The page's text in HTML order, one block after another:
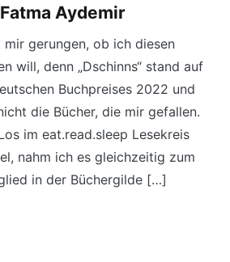
Aydemir
gerungen, ob ich diesen
will, denn „Dschinns“ stand auf
Buchpreises 2022 und
die Bücher, die mir gefallen.
im eat.read.sleep Lesekreis
nahm ich es gleichzeitig zum
in der Büchergilde […]